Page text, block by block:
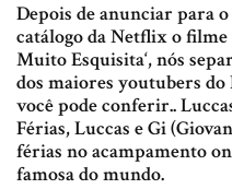
Depois de anunciar para o
catálogo da Netflix o filme
Muito Esquisita‘, nós
dos maiores youtubers do
você pode conferir..
Férias, Luccas e Gi
férias no acampamento
famosa do mundo.